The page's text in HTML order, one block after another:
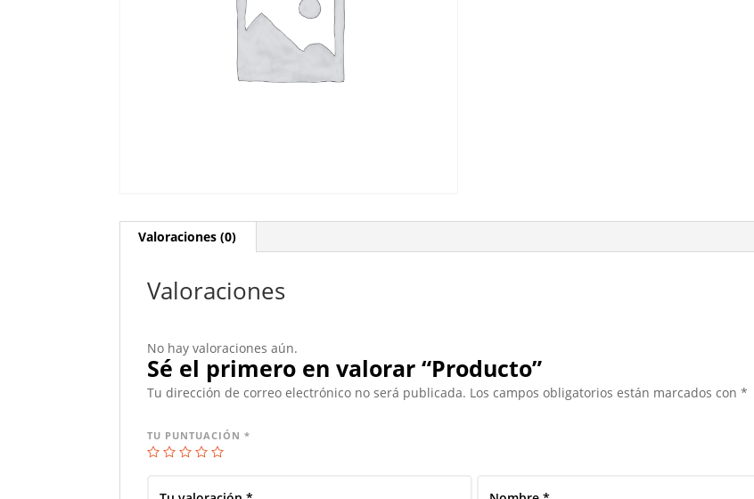
Valoraciones (0)
Valoraciones
No hay valoraciones aún.
Sé el primero en valorar “Producto”
Tu dirección de correo electrónico no será publicada. Los campos obligatorios están marcados con*
TU PUNTUACIÓN*